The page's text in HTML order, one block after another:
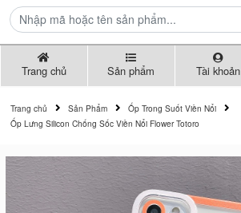
Trang chủ Sản phẩm Tài khoản
Trang chủ Sản Phẩm
Ốp Trong Suốt Viền Nổi
Ốp Lưng Silicon Chống Sốc Viền Nổi Flower Totoro